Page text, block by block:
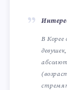
В Корее